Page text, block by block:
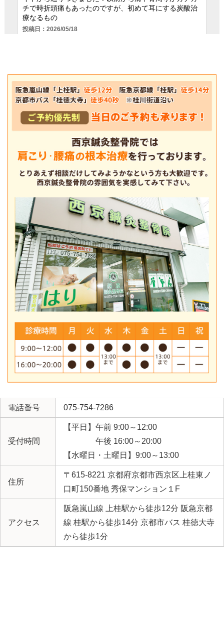
電話番号 075-754-7286
受付時間
【平日】午前 9:00～12:00
午後 16:00～20:00
【水曜日・土曜日】9:00～13:00
住所
〒615-8221 京都府京都市西京区上桂東ノ
口町150番地 秀保マンション１F
アクセス
阪急嵐山線 上桂駅から徒歩12分 阪急京都
線 桂駅から徒歩14分 京都市バス 桂徳大寺
から徒歩1分